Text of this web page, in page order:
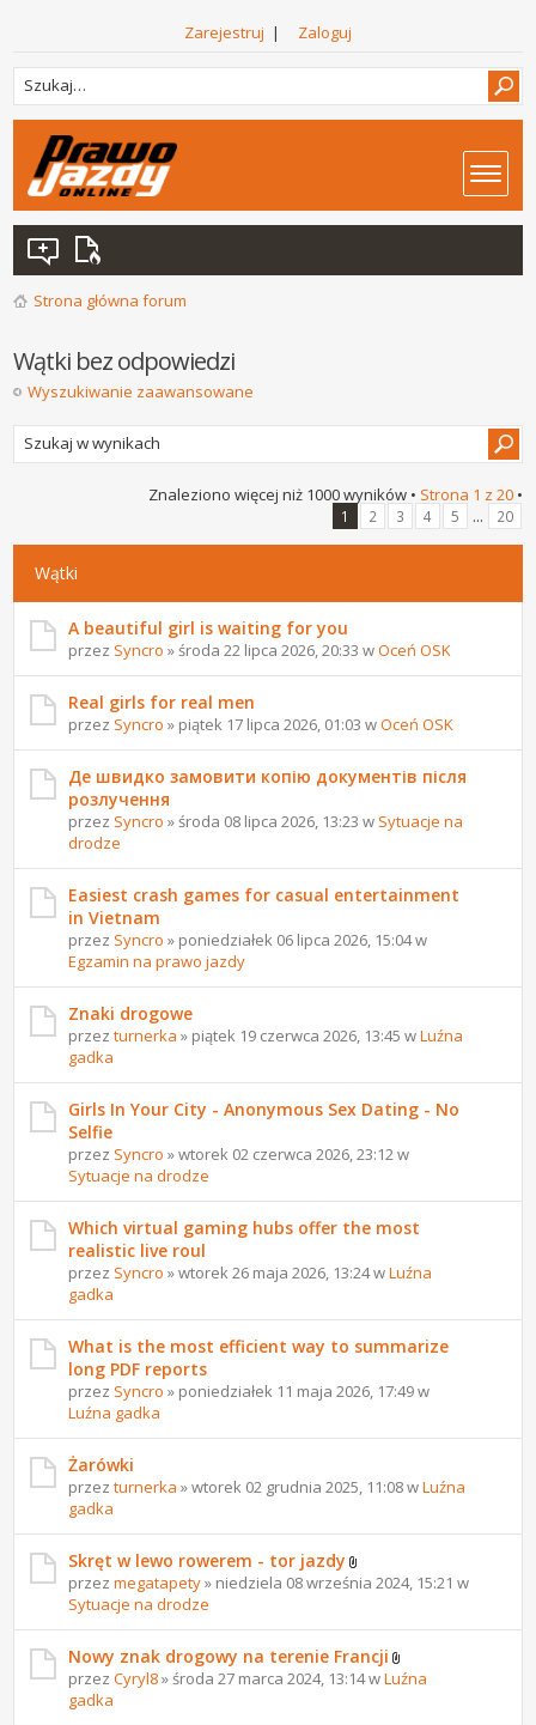
Zarejestruj | Zaloguj
Strona główna forum
Wątki bez odpowiedzi
Wyszukiwanie zaawansowane
Znaleziono więcej niż 1000 wyników • Strona 1 z 20•
1 2 3 4 5 ... 20
Wątki
A beautiful girl is waiting for you
przez Syncro » środa 22 lipca 2026, 20:33 wOceń OSK
Real girls for real men
przez Syncro » piątek 17 lipca 2026, 01:03 wOceń OSK
Де швидко замовити копію документів після
розлучення
przez Syncro » środa 08 lipca 2026, 13:23 w Sytuacje na
drodze
Easiest crash games for casual entertainment
in Vietnam
przez Syncro » poniedziałek 06 lipca 2026, 15:04 w
Egzamin na prawo jazdy
Znaki drogowe
przezturnerka » piątek 19 czerwca 2026, 13:45 wLuźna
gadka
Girls In Your City - Anonymous Sex Dating - No
Selfie
przez Syncro » wtorek 02 czerwca 2026, 23:12 w
Sytuacje na drodze
Which virtual gaming hubs offer the most
realistic live roul
przez Syncro » wtorek 26 maja 2026, 13:24 wLuźna
gadka
What is the most efficient way to summarize
long PDF reports
przez Syncro » poniedziałek 11 maja 2026, 17:49 w
Luźna gadka
Żarówki
przezturnerka » wtorek 02 grudnia 2025, 11:08 wLuźna
gadka
Skręt w lewo rowerem - tor jazdy
przezmegatapety» niedziela 08 września 2024, 15:21 w
Sytuacje na drodze
Nowy znak drogowy na terenie Francji
przezCyryl8» środa 27 marca 2024, 13:14 wLuźna
gadka